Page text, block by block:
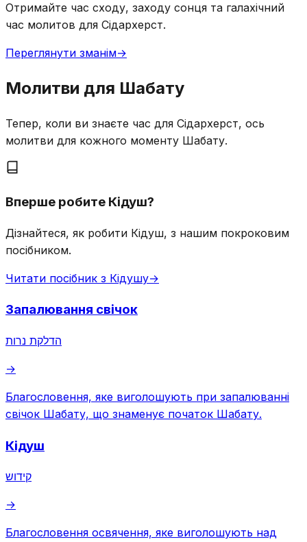
Отримайте час сходу, заходу сонця та галахічний
час молитов для Сідархерст.
Переглянути зманім→
Молитви для Шабату
Тепер, коли ви знаєте час для Сідархерст, ось
молитви для кожного моменту Шабату.
Вперше робите Кідуш?
Дізнайтеся, як робити Кідуш, з нашим покроковим
посібником.
Читати посібник з Кідушу→
Запалювання свічок
הדלקת נרות
→
Благословення, яке виголошують при запалюванні
свічок Шабату, що знаменує початок Шабату.
Кідуш
קידוש
→
Благословення освячення, яке виголошують над